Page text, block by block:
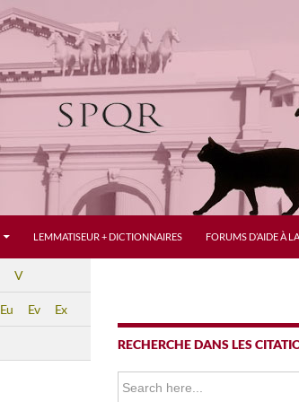
LEMMATISEUR + DICTIONNAIRES FORUMS D’AIDE À
V
Eu Ev Ex
RECHERCHE DANS LES
Search
for: